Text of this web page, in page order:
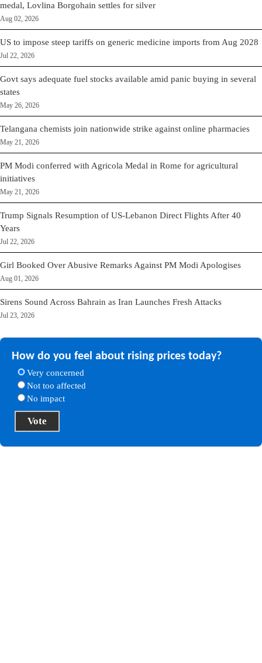
medal, Lovlina Borgohain settles for silver
Aug 02, 2026
US to impose steep tariffs on generic medicine imports from Aug 2028
Jul 22, 2026
Govt says adequate fuel stocks available amid panic buying in several
states
May 26, 2026
Telangana chemists join nationwide strike against online pharmacies
May 21, 2026
PM Modi conferred with Agricola Medal in Rome for agricultural
initiatives
May 21, 2026
Trump Signals Resumption of US-Lebanon Direct Flights After 40
Years
Jul 22, 2026
Girl Booked Over Abusive Remarks Against PM Modi Apologises
Aug 01, 2026
Sirens Sound Across Bahrain as Iran Launches Fresh Attacks
Jul 23, 2026
How do you feel about rising prices today?
Very concerned
Not too affected
No impact